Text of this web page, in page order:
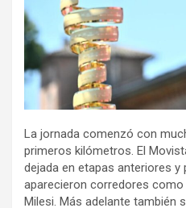
La jornada comenzó con
primeros kilómetros. El
dejada en etapas anteriores
aparecieron corredores como
Milesi. Más adelante también